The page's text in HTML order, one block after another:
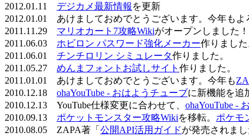
2012.01.11 デジカメ最新情報 を更新
2012.01.01 あけましておめでとうございます。今年もよ
2011.11.29 マリオカート7攻略Wikiがオープンしました！
2011.06.03 ホビロン パスワード強化メーカー作りました
2011.06.01 チンチロリン シミュレータ作りました。
2011.05.27 めんまフォントお試しサイト 作りました。
2011.01.01 あけましておめでとうございます。今年も
2010.12.18 ohaYouTube - おはようチューブに新機能を追
2010.12.13 YouTube仕様変更に合わせて、 ohaYouTube -
2010.09.13 ポケットモンスター攻略Wikiを移転。 ポケモ
2010.08.05 ZAPA著「 公開API活用ガイドが発売されまし